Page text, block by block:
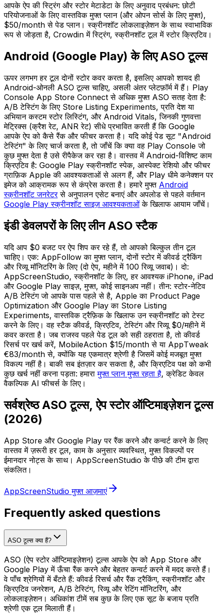
आपके ऐप की स्ट्रिंग और स्टोर मेटाडेटा के लिए अनुवाद प्रबंधन: छोटी
परियोजनाओं के लिए वास्तविक मुफ्त प्लान (और ओपन सोर्स के लिए मुफ्त),
$50/month से पेड प्लान। स्क्रीनशॉट लोकलाइज़ेशन के साथ स्वाभाविक
रूप से जोड़ता है, Crowdin में स्ट्रिंग, स्क्रीनशॉट टूल में स्टोर क्रिएटिव।
Android (Google Play) के लिए ASO टूल्स
ऊपर लगभग हर टूल दोनों स्टोर कवर करता है, इसलिए आपको शायद ही
Android-ओनली ASO टूल्स चाहिए, असली अंतर प्लेटफ़ॉर्म में हैं। Play
Console App Store Connect से अधिक मुफ्त ASO सतह देता है:
A/B टेस्टिंग के लिए Store Listing Experiments, प्रति देश या
अभियान कस्टम स्टोर लिस्टिंग, और Android Vitals, जिनकी गुणवत्ता
मेट्रिक्स (क्रैश रेट, ANR रेट) सीधे प्रभावित करती हैं कि Google
आपके ऐप को कैसे रैंक और फीचर करता है। यदि कोई पेड सूट "Android
टेस्टिंग" के लिए चार्ज करता है, तो जाँचें कि क्या वह Play Console जो
कुछ मुफ्त देता है उसे रीपैकेज कर रहा है। वास्तव में Android-विशिष्ट काम
क्रिएटिव है: Google Play स्क्रीनशॉट स्पेक, आस्पेक्ट रेशियो और फीचर
ग्राफ़िक Apple की आवश्यकताओं से अलग हैं, और Play धीमे कनेक्शन पर
इमेज को आक्रामक रूप से कंप्रेस करता है। हमारे मुफ्त Android
स्क्रीनशॉट जनरेटरसे अनुपालन एसेट बनाएं और अपलोड से पहले वर्तमान
Google Play स्क्रीनशॉट साइज़ आवश्यकताओंके खिलाफ आयाम जाँचें।
इंडी डेवलपरों के लिए लीन ASO स्टैक
यदि आप $0 बजट पर ऐप शिप कर रहे हैं, तो आपको बिल्कुल तीन टूल
चाहिए। एक: AppFollow का मुफ्त प्लान, दोनों स्टोर में कीवर्ड ट्रैकिंग
और रिव्यू मॉनिटरिंग के लिए (दो ऐप, महीने में 100 रिव्यू जवाब)। दो:
AppScreenStudio, स्क्रीनशॉट के लिए, हर आवश्यक iPhone, iPad
और Google Play साइज़, मुफ्त, कोई साइनअप नहीं। तीन: स्टोर-नेटिव
A/B टेस्टिंग जो आपके पास पहले से है, Apple का Product Page
Optimization और Google Play का Store Listing
Experiments, वास्तविक ट्रैफ़िक के खिलाफ उन स्क्रीनशॉट को टेस्ट
करने के लिए। वह स्टैक कीवर्ड, क्रिएटिव, टेस्टिंग और रिव्यू $0/महीने में
कवर करता है। जब राजस्व पहले पेड टूल को सही ठहराता है, तो कीवर्ड
रिसर्च पर खर्च करें, MobileAction $15/month से या AppTweak
€83/month से, क्योंकि यह एकमात्र श्रेणी है जिसमें कोई मजबूत मुफ्त
विकल्प नहीं है। बाकी सब इंतज़ार कर सकता है, और क्रिएटिव पक्ष को कभी
कुछ खर्च नहीं करना पड़ता: हमारामुफ्त प्लान मुफ्त रहता है, क्रेडिट केवल
वैकल्पिक AI फीचर्स के लिए।
सर्वश्रेष्ठ ASO टूल्स, ऐप स्टोर ऑप्टिमाइज़ेशन टूल्स
(2026)
App Store और Google Play पर रैंक करने और कन्वर्ट करने के लिए
वास्तव में ज़रूरी हर टूल, काम के अनुसार व्यवस्थित, मुफ्त विकल्पों पर
ईमानदार नोट्स के साथ। AppScreenStudio के पीछे की टीम द्वारा
संकलित।
AppScreenStudio मुफ्त आज़माएं
Frequently asked questions
ASO टूल्स क्या हैं?
ASO (ऐप स्टोर ऑप्टिमाइज़ेशन) टूल्स आपके ऐप को App Store और
Google Play में ऊँचा रैंक करने और बेहतर कन्वर्ट करने में मदद करते हैं।
वे पाँच श्रेणियों में बँटते हैं: कीवर्ड रिसर्च और रैंक ट्रैकिंग, स्क्रीनशॉट और
क्रिएटिव जनरेशन, A/B टेस्टिंग, रिव्यू और रेटिंग मॉनिटरिंग, और
लोकलाइज़ेशन। अधिकांश टीमें सब कुछ के लिए एक सूट के बजाय प्रति
श्रेणी एक टूल मिलाती हैं।